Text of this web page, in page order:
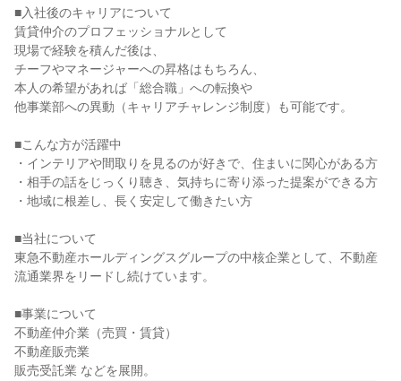
■入社後のキャリアについて
賃貸仲介のプロフェッショナルとして
現場で経験を積んだ後は、
チーフやマネージャーへの昇格はもちろん、
本人の希望があれば「総合職」への転換や
他事業部への異動（キャリアチャレンジ制度）も可能です。
■こんな方が活躍中
・インテリアや間取りを見るのが好きで、住まいに関心がある方
・相手の話をじっくり聴き、気持ちに寄り添った提案ができる方
・地域に根差し、長く安定して働きたい方
■当社について
東急不動産ホールディングスグループの中核企業として、不動産
流通業界をリードし続けています。
■事業について
不動産仲介業（売買・賃貸）
不動産販売業
販売受託業 などを展開。